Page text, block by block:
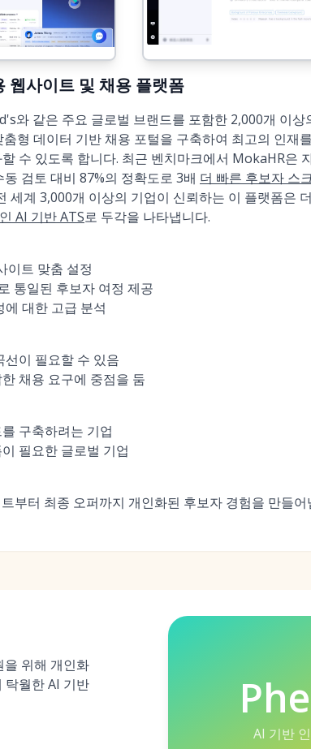
웹사이트 및 채용 플랫폼
와 같은 주요 글로벌 브랜드를 포함한 2,000개 이상
형 데이터 기반 채용 포털을 구축하여 최고의 인재
수 있도록 합니다. 최근 벤치마크에서 MokaHR은
검토 대비 87%의 정확도로 3배 더 빠른 후보자 스
세계 3,000개 이상의 기업이 신뢰하는 이 플랫폼은
AI 기반 ATS로 두각을 나타냅니다.
이트 맞춤 설정
통일된 후보자 여정 제공
대한 고급 분석
이 필요할 수 있음
채용 요구에 중점을 둠
구축하려는 기업
필요한 글로벌 기업
부터 최종 오퍼까지 개인화된 후보자 경험을 만들어
위해 개인화
탁월한 AI 기반
AI 기반